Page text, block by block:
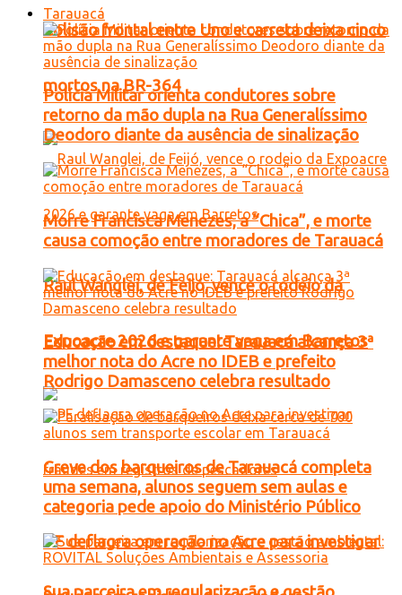
Colisão frontal entre Uno e carreta deixa cinco
mortos na BR-364
Raul Wanglei, de Feijó, vence o rodeio da
Expoacre 2026 e garante vaga em Barretos
PF deflagra operação no Acre para investigar
Tarauacá
Polícia Militar orienta condutores sobre
retorno da mão dupla na Rua Generalíssimo
Deodoro diante da ausência de sinalização
Morre Francisca Menezes, a “Chica”, e morte
causa comoção entre moradores de Tarauacá
Educação em destaque: Tarauacá alcança 3ª
melhor nota do Acre no IDEB e prefeito
Rodrigo Damasceno celebra resultado
Greve dos barqueiros de Tarauacá completa
uma semana, alunos seguem sem aulas e
categoria pede apoio do Ministério Público